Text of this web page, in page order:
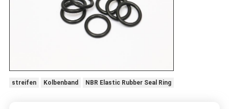
streifen Kolbenband NBR Elastic Rubber Seal Ring